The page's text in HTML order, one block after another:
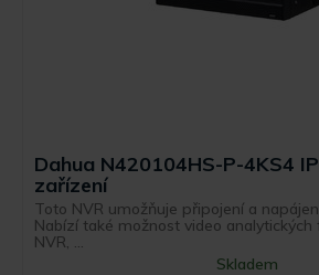
Dahua N420104HS-P-4KS4
zařízení
Toto NVR umožňuje připojení a
Nabízí také možnost video analytických
NVR, ...
Skladem